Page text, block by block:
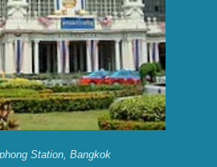
Station, Bangkok